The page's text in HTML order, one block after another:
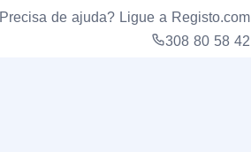
Precisa de ajuda? Ligue a Registo.com
308 80 58 42